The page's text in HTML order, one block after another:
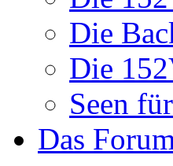
Die
Die
Seen
Das